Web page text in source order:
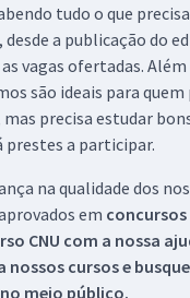
tudo o que
a publicação do
vagas ofertadas. Além
são ideais para quem
precisa estudar
prestes a participar.
na qualidade dos
em
CNU com a nossa
nossos cursos e
meio público.